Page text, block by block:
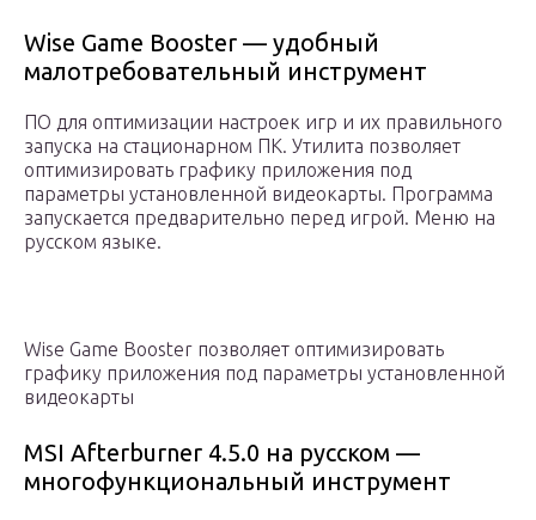
Wise Game Booster — удобный
малотребовательный инструмент
ПО для оптимизации настроек игр и их правильного
запуска на стационарном ПК. Утилита позволяет
оптимизировать графику приложения под
параметры установленной видеокарты. Программа
запускается предварительно перед игрой. Меню на
русском языке.
Wise Game Booster позволяет оптимизировать
графику приложения под параметры установленной
видеокарты
MSI Afterburner 4.5.0 на русском —
многофункциональный инструмент